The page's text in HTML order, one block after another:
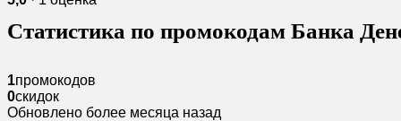
Статистика по промокодам Банка
1промокодов
0скидок
Обновлено более месяца назад